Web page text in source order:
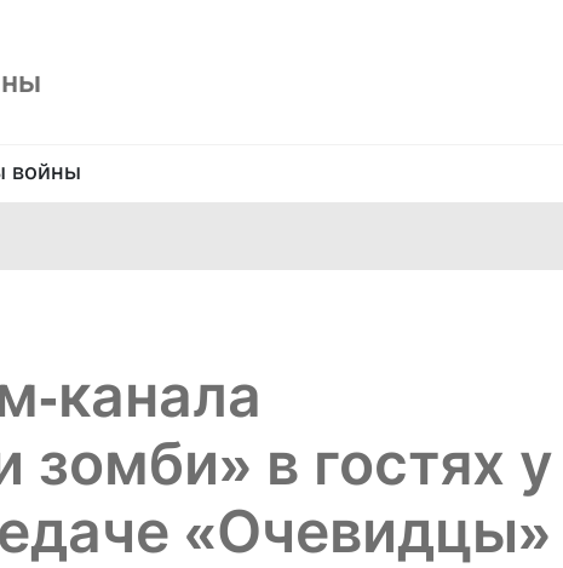
войны
канала
зомби» в гостях у
«Очевидцы»